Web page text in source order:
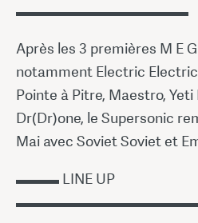
▬▬▬▬▬▬▬▬▬▬▬▬
Après les 3 premières M E G
notamment Electric
Pointe à Pitre, Maestro, Yeti
Dr(Dr)one, le Supersonic
Mai avec Soviet Soviet et
▬▬▬ LINE UP